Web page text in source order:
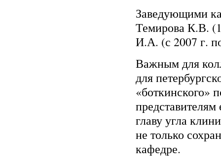
Заведующими
Темирова К.В.
И.А. (с 2007 г.
Важным для
для
«боткинского»
главу угла
не только
кафедре.